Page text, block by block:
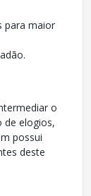
para maior
o
de elogios,
possui
deste